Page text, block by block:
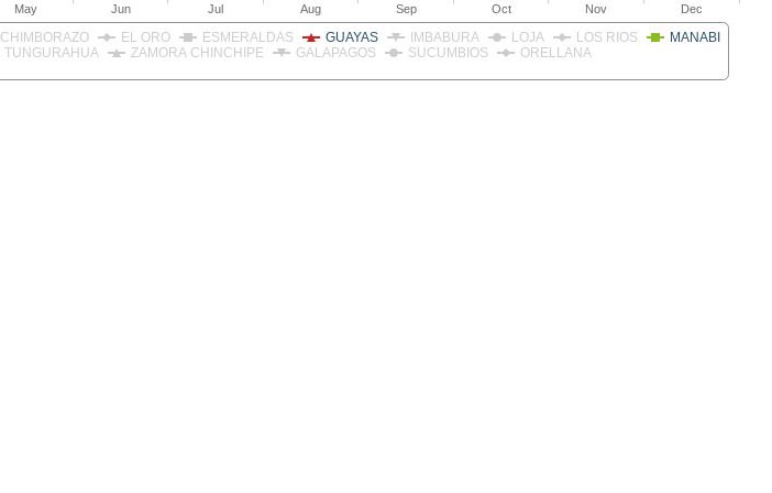
CHIMBORAZO EL ORO ESMERALDAS GUAYAS IMBABURA LOJA LOS RIOS
MANABI
TUNGURAHUA ZAMORA CHINCHIPE GALAPAGOS SUCUMBIOS
ORELLANA
May Jun Jul Aug Sep Oct Nov Dec